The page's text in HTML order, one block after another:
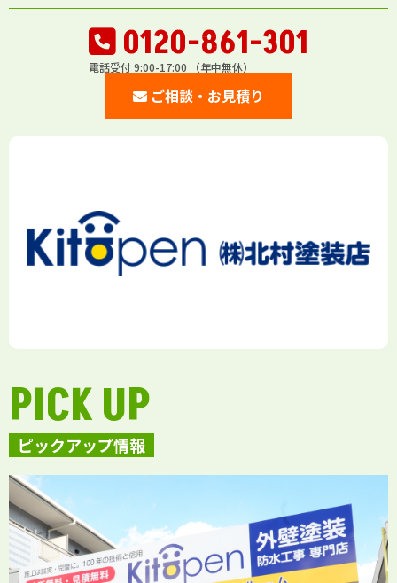
0120-861-301
電話受付 9:00-17:00 （年中無休）
ご相談・お見積り
ピックアップ情報
PICK UP